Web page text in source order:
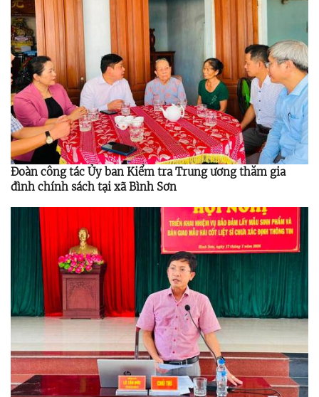
Đoàn công tác Ủy ban Kiểm tra Trung ương thăm gia
đình chính sách tại xã Bình Sơn